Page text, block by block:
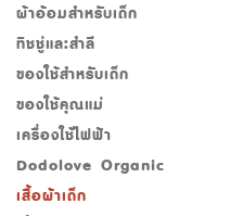
ผ้าอ้อมสำหรับเด็ก
ทิชชู่และสำลี
ของใช้สำหรับเด็ก
ของใช้คุณแม่
เครื่องใช้ไฟฟ้า
Dodolove Organic
เสื้อผ้าเด็ก